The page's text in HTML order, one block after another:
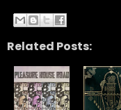
Related Posts: